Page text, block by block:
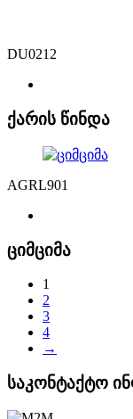
DU0212
ქარის წინდა
AGRL901
ციმციმა
1
2
3
4
→
საკონტაქტო